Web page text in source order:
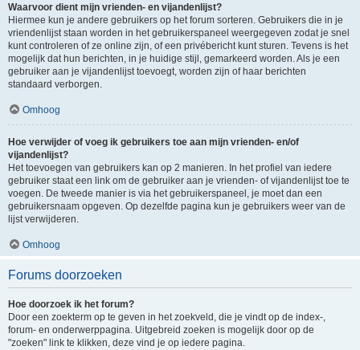
Waarvoor dient mijn vrienden- en vijandenlijst?
Hiermee kun je andere gebruikers op het forum sorteren. Gebruikers die in je
vriendenlijst staan worden in het gebruikerspaneel weergegeven zodat je snel
kunt controleren of ze online zijn, of een privébericht kunt sturen. Tevens is het
mogelijk dat hun berichten, in je huidige stijl, gemarkeerd worden. Als je een
gebruiker aan je vijandenlijst toevoegt, worden zijn of haar berichten
standaard verborgen.
Omhoog
Hoe verwijder of voeg ik gebruikers toe aan mijn vrienden- en/of
vijandenlijst?
Het toevoegen van gebruikers kan op 2 manieren. In het profiel van iedere
gebruiker staat een link om de gebruiker aan je vrienden- of vijandenlijst toe te
voegen. De tweede manier is via het gebruikerspaneel, je moet dan een
gebruikersnaam opgeven. Op dezelfde pagina kun je gebruikers weer van de
lijst verwijderen.
Omhoog
Forums doorzoeken
Hoe doorzoek ik het forum?
Door een zoekterm op te geven in het zoekveld, die je vindt op de index-,
forum- en onderwerppagina. Uitgebreid zoeken is mogelijk door op de
"zoeken" link te klikken, deze vind je op iedere pagina.